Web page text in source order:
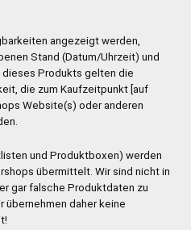
angezeigt werden,
Stand (Datum/Uhrzeit) und
dieses Produkts gelten die
die zum Kaufzeitpunkt [auf
Website(s) oder anderen
und Produktboxen) werden
übermittelt. Wir sind nicht in
gar falsche Produktdaten zu
übernehmen daher keine